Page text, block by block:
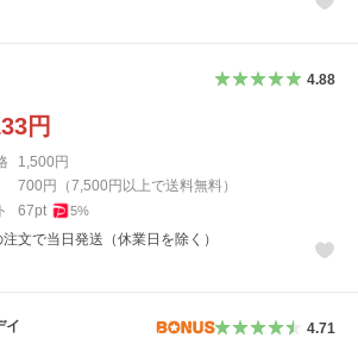
4.88
円
1,500円
700円 （7,500円以上で送料無料）
67pt 5%
文で当日発送（休業日を除く）
イ 4.71